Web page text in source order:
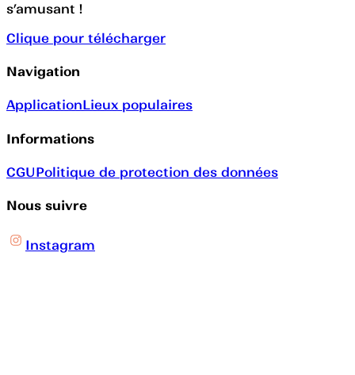
s’amusant !
Clique pour télécharger
Navigation
ApplicationLieux populaires
Informations
CGUPolitique de protection des données
Nous suivre
Instagram